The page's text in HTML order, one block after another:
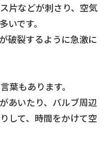
片などが刺さり、空気
いです。
破裂するように急激に
葉もあります。
あいたり、バルブ周辺
して、時間をかけて空